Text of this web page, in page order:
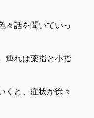
々話を聞いていっ
痺れは薬指と小指
くと、症状が徐々